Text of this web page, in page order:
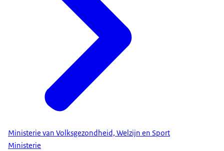
Ministerie van Volksgezondheid, Welzijn en Sport
Ministerie